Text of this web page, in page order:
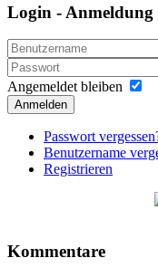
Login - Anmeldung
Angemeldet bleiben
Anmelden
Passwort
Benutzername
Registrieren
Kommentare